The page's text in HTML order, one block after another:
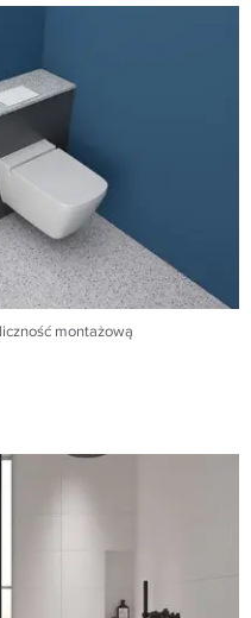
montażową